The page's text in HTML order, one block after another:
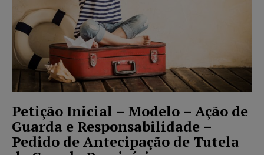
Petição Inicial – Modelo – Ação de
Guarda e Responsabilidade –
Pedido de Antecipação de Tutela